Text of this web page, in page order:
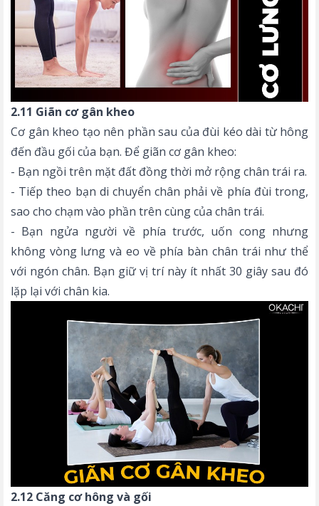
2.11 Giãn cơ gân kheo
Cơ gân kheo tạo nên phần sau của đùi kéo dài từ hông
đến đầu gối của bạn. Để giãn cơ gân kheo:
- Bạn ngồi trên mặt đất đồng thời mở rộng chân trái ra.
- Tiếp theo bạn di chuyển chân phải về phía đùi trong,
sao cho chạm vào phần trên cùng của chân trái.
- Bạn ngửa người về phía trước, uốn cong nhưng
không vòng lưng và eo về phía bàn chân trái như thể
với ngón chân. Bạn giữ vị trí này ít nhất 30 giây sau đó
lặp lại với chân kia.
2.12 Căng cơ hông và gối